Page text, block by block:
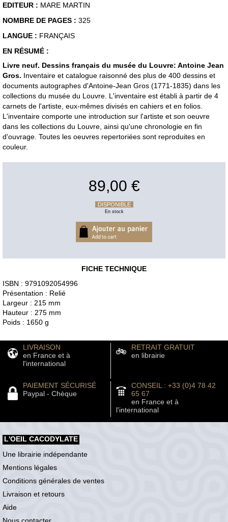
EDITEUR : MARE MARTIN
NOMBRE DE PAGES : 325
LANGUE : FRANÇAIS
EN RÉSUMÉ :
Livre neuf. Dessins français du musée du Louvre: Antoine Jean
Gros. Inventaire et catalogue raisonné des plus de 400 dessins et
documents autographes d'Antoine-Jean Gros (1771-1835) dans les
collections du musée du Louvre. L'inventaire est établi à partir de 4
carnets de l'artiste, eux-mêmes divisés en cahiers et en folios.
L'inventaire comporte une introduction sur l'artiste et son oeuvre
dans les collections du Louvre, ainsi qu'une chronologie en fin
d'ouvrage. Toutes les oeuvres repertoriées sont reproduites en
couleur.
89,00 €
DISPONIBLE
En stock
FICHE TECHNIQUE
ISBN : 9791092054996
Présentation : Relié
Largeur : 215 mm
Hauteur : 275 mm
Poids : 1650 g
LIVRAISON
en France et à
l'international
RETRAIT GRATUIT
en librairie
PAIEMENT SÉCURISÉ
Paypal - Chèque
CONSEIL : +33 (0)4 78 42
65 67
en France et à
l'international
L'OEIL CACODYLATE
Une librairie indépendante
Mentions légales
Conditions générales de ventes
Livraison et retours
Aide